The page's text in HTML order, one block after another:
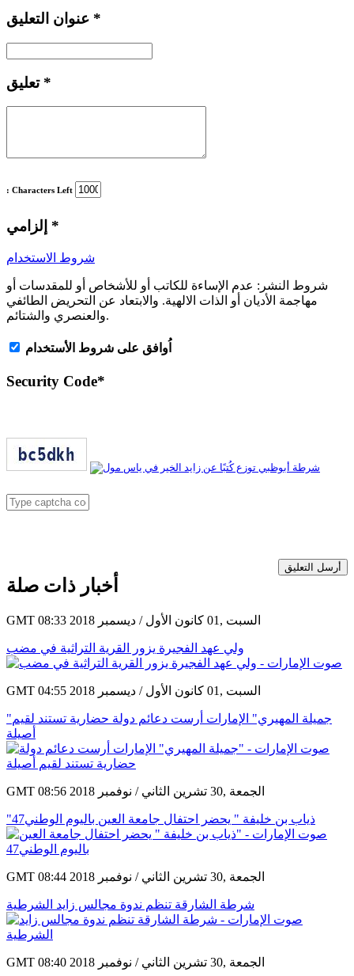
*
تعليق *
: Characters Left
*
شروط الاستخدام
شروط النشر: عدم الإساءة للكاتب أو للأشخاص أو للمقدسات أو
مهاجمة الأديان أو الذات الالهية. والابتعاد عن التحريض الطائفي
والعنصري والشتائم.
اُوافق على شروط الأستخدام
Security Code*
أرسل التعليق
أخبار ذات صلة
GMT 08:33 2018 السبت ,01 كانون الأول / ديسمبر
ولي عهد الفجيرة يزور القرية التراثية في مضب
GMT 04:55 2018 السبت ,01 كانون الأول / ديسمبر
"جميلة المهيري" الإمارات أرست دعائم دولة حضارية تستند لقيم
أصيلة
GMT 08:56 2018 الجمعة ,30 تشرين الثاني / نوفمبر
"ذياب بن خليفة " يحضر احتفال جامعة العين باليوم الوطني47
GMT 08:44 2018 الجمعة ,30 تشرين الثاني / نوفمبر
شرطة الشارقة تنظم ندوة مجالس زايد الشرطية
GMT 08:40 2018 الجمعة ,30 تشرين الثاني / نوفمبر